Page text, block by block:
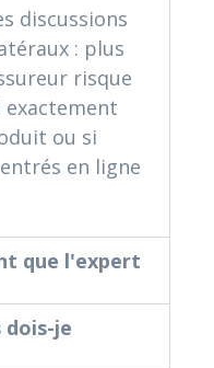
discussions
: plus
risque
exactement
ou si
en ligne
que l'expert
dois-je